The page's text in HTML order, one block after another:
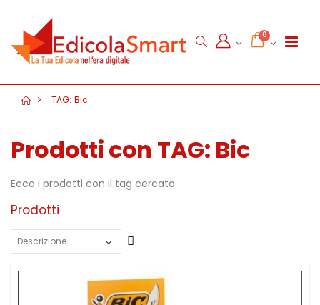
0
TAG: Bic
Prodotti con TAG: Bic
Ecco i prodotti con il tag cercato
Prodotti